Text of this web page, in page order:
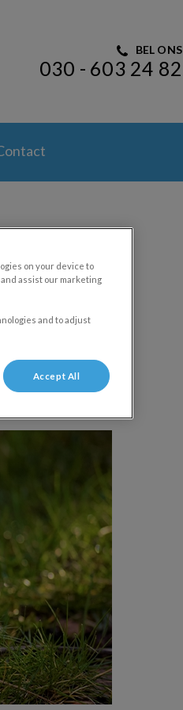
BEL ONS
030 - 603 24 82
dagen
on your device to
assist our marketing
and to adjust
Accept All